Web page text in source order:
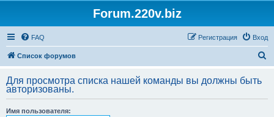
Forum.220v.biz
FAQ Вход
Регистрация
Список форумов
с
Для просмотра списка нашей команды вы должны быть
авторизованы.
Имя пользователя: